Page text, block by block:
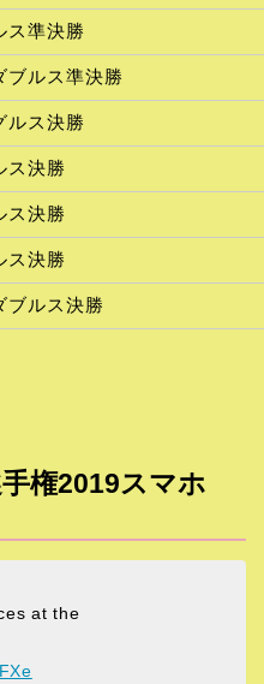
ス準決勝
ブルス準決勝
ルス決勝
ス決勝
ス決勝
ス決勝
ブルス決勝
権2019スマホ
at the